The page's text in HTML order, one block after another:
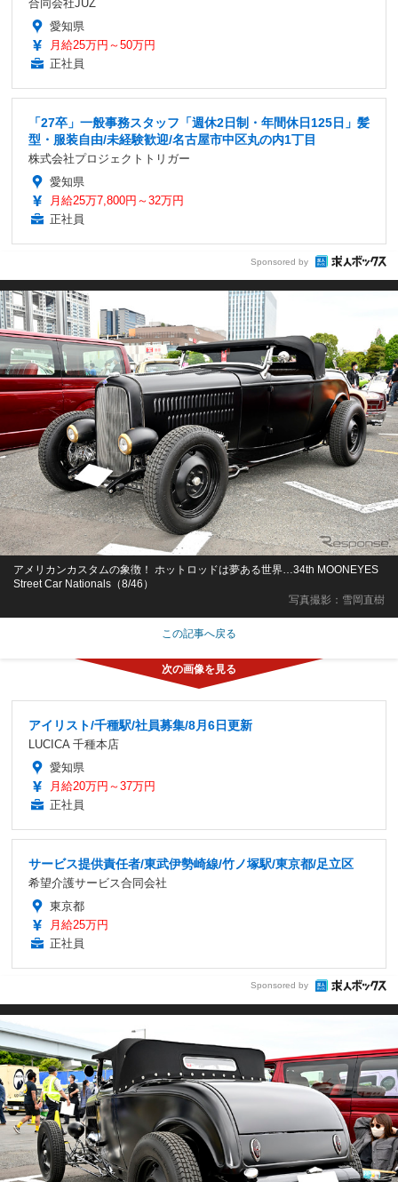
合同会社JUZ
愛知県
月給25万円～50万円
正社員
「27卒」一般事務スタッフ「週休2日制・年間休日125日」髪
型・服装自由/未経験歓迎/名古屋市中区丸の内1丁目
株式会社プロジェクトトリガー
愛知県
月給25万7,800円～32万円
正社員
Sponsored by
写真撮影：雪岡直樹
アメリカンカスタムの象徴！ ホットロッドは夢ある世界…34th MOONEYES
Street Car Nationals（8/46）
この記事へ戻る
アイリスト/千種駅/社員募集/8月6日更新
LUCICA 千種本店
愛知県
月給20万円～37万円
正社員
サービス提供責任者/東武伊勢崎線/竹ノ塚駅/東京都/足立区
希望介護サービス合同会社
東京都
月給25万円
正社員
Sponsored by